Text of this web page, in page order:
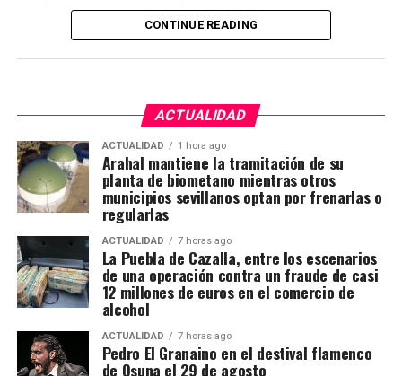
mejora de capas inferiores del firme, repintado de
señalización horizontal y renovación de elementos
de seguridad y balizamiento.
también en un camino de convivencia, oración y
reflexión personal.
a la colaboración de la Pastoral Penitenciaria de la
Archidiócesis de Sevilla, a la que se han sumado la
Hermandad del Rocío de Marchena y la Hermandad
de Nuestra Señora de Fátima de Los Molares.
Durante estos días, los participantes comparten
kilómetros, celebraciones religiosas y momentos de
convivencia lejos de la rutina cotidiana del centro
penitenciario. La iniciativa pretende ofrecer a los
internos un espacio diferente en el que puedan
sentirse acompañados, escuchados e integrados
dentro de una comunidad.
CONTINUE READING
ACTUALIDAD
ACTUALIDAD 1 hora ago
Arahal mantiene la tramitación de su
planta de biometano mientras otros
municipios sevillanos optan por frenarlas o
regularlas
ACTUALIDAD 7 horas ago
La Puebla de Cazalla, entre los escenarios
de una operación contra un fraude de casi
12 millones de euros en el comercio de
alcohol
ACTUALIDAD 7 horas ago
Pedro El Granaino en el destival flamenco
de Osuna el 29 de agosto